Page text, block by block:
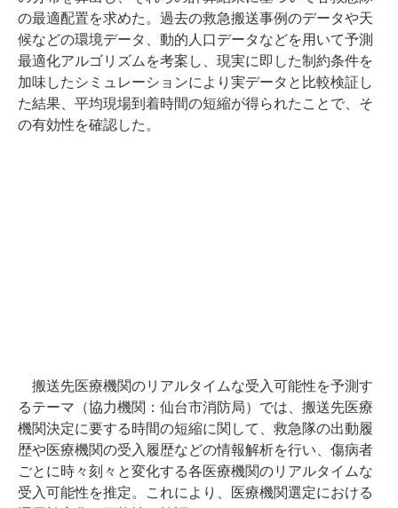
の最適配置を求めた。過去の救急搬送事例のデータや天
候などの環境データ、動的人口データなどを用いて予測
最適化アルゴリズムを考案し、現実に即した制約条件を
加味したシミュレーションにより実データと比較検証し
た結果、平均現場到着時間の短縮が得られたことで、そ
の有効性を確認した。
搬送先医療機関のリアルタイムな受入可能性を予測す
るテーマ（協力機関：仙台市消防局）では、搬送先医療
機関決定に要する時間の短縮に関して、救急隊の出動履
歴や医療機関の受入履歴などの情報解析を行い、傷病者
ごとに時々刻々と変化する各医療機関のリアルタイムな
受入可能性を推定。これにより、医療機関選定における